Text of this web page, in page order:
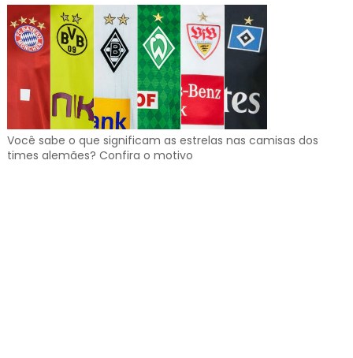
Você sabe o que significam as estrelas nas camisas dos
times alemães? Confira o motivo